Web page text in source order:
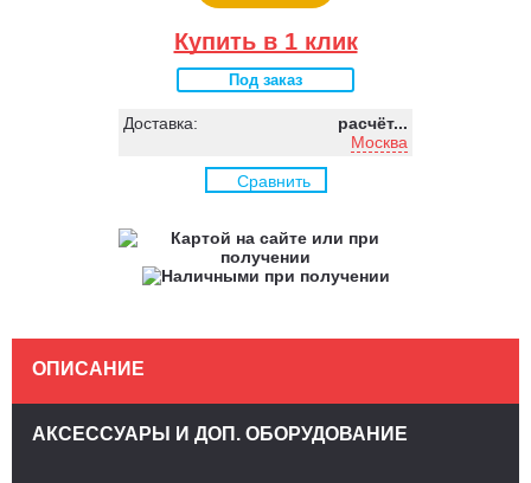
Купить в 1 клик
Под заказ
Доставка:
расчёт...
Москва
Сравнить
ОПИСАНИЕ
АКСЕССУАРЫ И ДОП. ОБОРУДОВАНИЕ